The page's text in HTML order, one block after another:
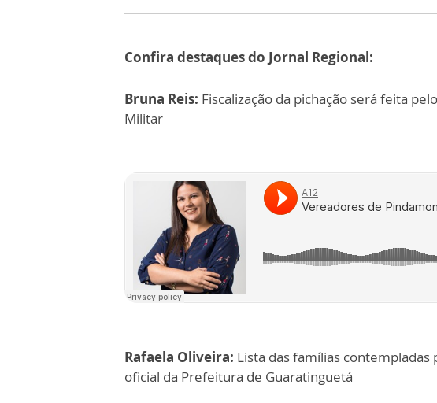
Confira destaques do Jornal Regional:
Bruna Reis: Fiscalização da pichação será feita
Militar
Rafaela Oliveira: Lista das famílias
oficial da Prefeitura de Guaratinguetá